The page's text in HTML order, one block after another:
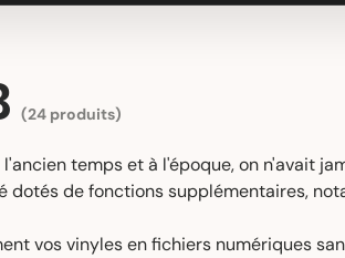
(24 produits)
temps et à l'époque, on n'avait
de fonctions supplémentaires,
vos vinyles en fichiers numériques